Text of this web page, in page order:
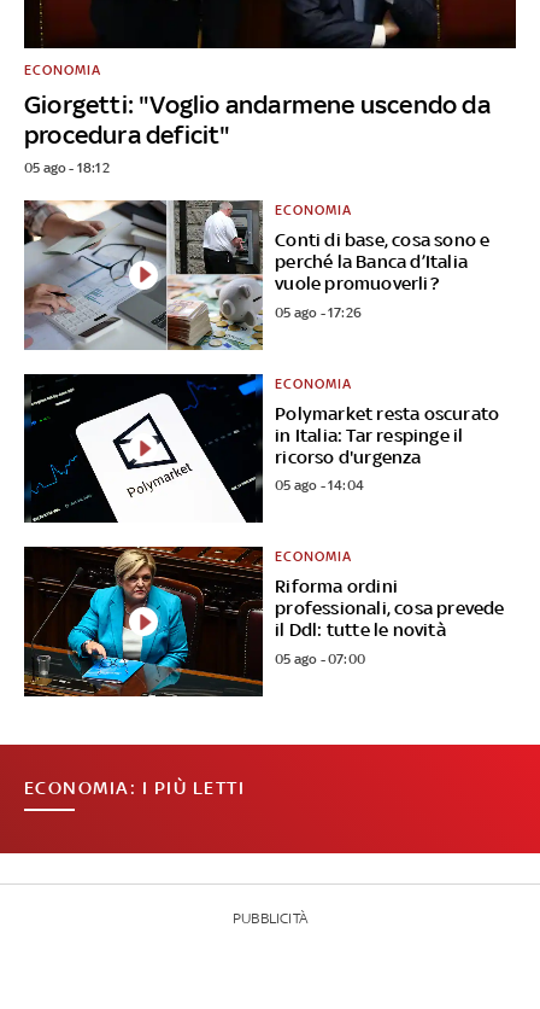
Giorgetti: "Voglio andarmene uscendo da
procedura deficit"
ECONOMIA
05 ago - 18:12
Conti di base, cosa sono e
perché la Banca d’Italia
vuole promuoverli?
ECONOMIA
05 ago - 17:26
Polymarket resta oscurato
in Italia: Tar respinge il
ricorso d'urgenza
ECONOMIA
05 ago - 14:04
Riforma ordini
professionali, cosa prevede
il Ddl: tutte le novità
ECONOMIA
05 ago - 07:00
ECONOMIA: I PIÙ LETTI
PUBBLICITÀ